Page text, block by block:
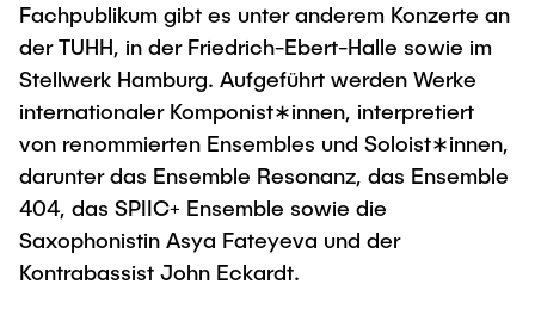
Fachpublikum gibt es unter anderem Konzerte an
der TUHH, in der Friedrich-Ebert-Halle sowie im
Stellwerk Hamburg. Aufgeführt werden Werke
internationaler Komponist∗innen, interpretiert
von renommierten Ensembles und Soloist∗innen,
darunter das Ensemble Resonanz, das Ensemble
404, das SPIIC+ Ensemble sowie die
Saxophonistin Asya Fateyeva und der
Kontrabassist John Eckardt.